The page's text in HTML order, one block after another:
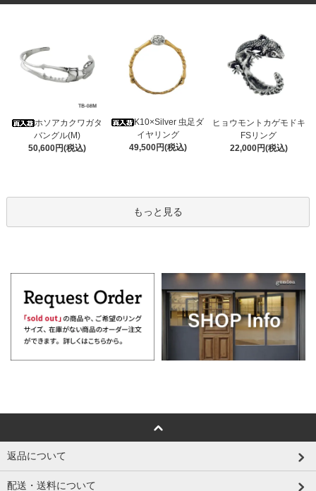
ホソアカクワガタ
バングル(M)
50,600円(税込)
K10×Silver 虫足ダ
イヤリング
49,500円(税込)
ヒョウモントカゲモドキ
FSリング
22,000円(税込)
もっと見る
返品について
配送・送料について